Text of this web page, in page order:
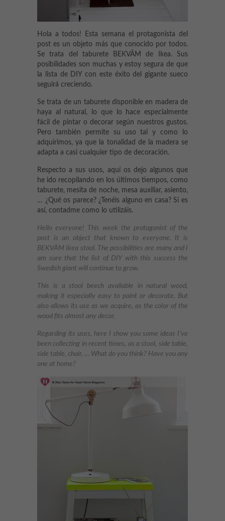
Hola a todos! Esta semana el protagonista del
post es un objeto más que conocido por todos.
Se trata del taburete BEKVÄM de Ikea. Sus
posibilidades son muchas y estoy segura de que
la lista de DIY con este éxito del gigante sueco
seguirá creciendo.
Se trata de un taburete disponible en madera de
haya al natural, lo que lo hace especialmente
fácil de pintar o decorar según nuestros gustos.
Pero también permite su uso tal y como lo
adquirimos, ya que la tonalidad de la madera se
adapta a casi cualquier tipo de decoración.
Respecto a sus usos, aquí os dejo algunos que
he ido recopilando en los últimos tiempos, como
taburete, mesita de noche, mesa auxiliar, asiento,
… ¿Qué os parece? ¿Tenéis alguno en casa? Si es
así, contadme como lo utilizáis.
Hello everyone! This week the protagonist of the
post is an object that known to everyone. It is
BEKVÄM Ikea stool. The possibilities are many and I
am sure that the list of DIY with this success the
Swedish giant will continue to grow.
This is a stool beech available in natural wood,
making it especially easy to paint or decorate. But
also allows its use as we acquire, as the color of the
wood fits almost any decor.
Regarding its uses, here I show you some ideas I’ve
been collecting in recent times, as a stool, side table,
side table, chair, … What do you think? Have you any
one at home?